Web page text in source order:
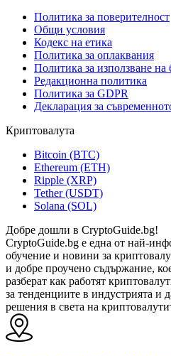
Политика за поверителност
Общи условия
Кодекс на етика
Политика за оплаквания
Политика за използване на
Редакционна политика
Политика за GDPR
Декларация за
Криптовалута
Bitcoin (BTC)
Ethereum (ETH)
Ripple (XRP)
Tether (USDT)
Solana (SOL)
Добре дошли в CryptoGuide.bg!
CryptoGuide.bg е една от най-
обучение и новини за
и добре проучено съдържание,
разберат как работят
за тенденциите в индустрията и
решения в света на